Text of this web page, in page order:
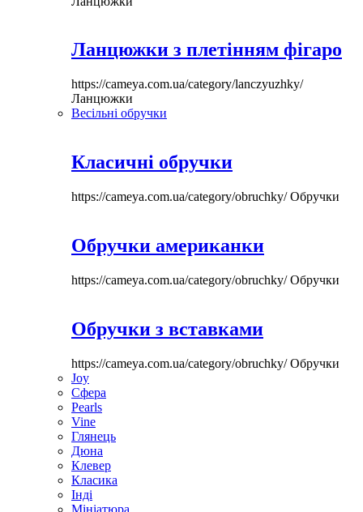
Ланцюжки з плетінням фігаро
https://cameya.com.ua/category/lanczyuzhky/
Ланцюжки
Весільні обручки
Класичні обручки
https://cameya.com.ua/category/obruchky/Обручки
Обручки американки
https://cameya.com.ua/category/obruchky/Обручки
Обручки з вставками
https://cameya.com.ua/category/obruchky/Обручки
Joy
Сфера
Pearls
Vine
Глянець
Дюна
Клевер
Класика
Інді
Мініатюра